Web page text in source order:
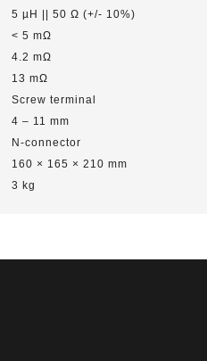
5 µH || 50 Ω (+/- 10%)
< 5 mΩ
4.2 mΩ
13 mΩ
Screw terminal
4 – 11 mm
N-connector
160 × 165 × 210 mm
3 kg